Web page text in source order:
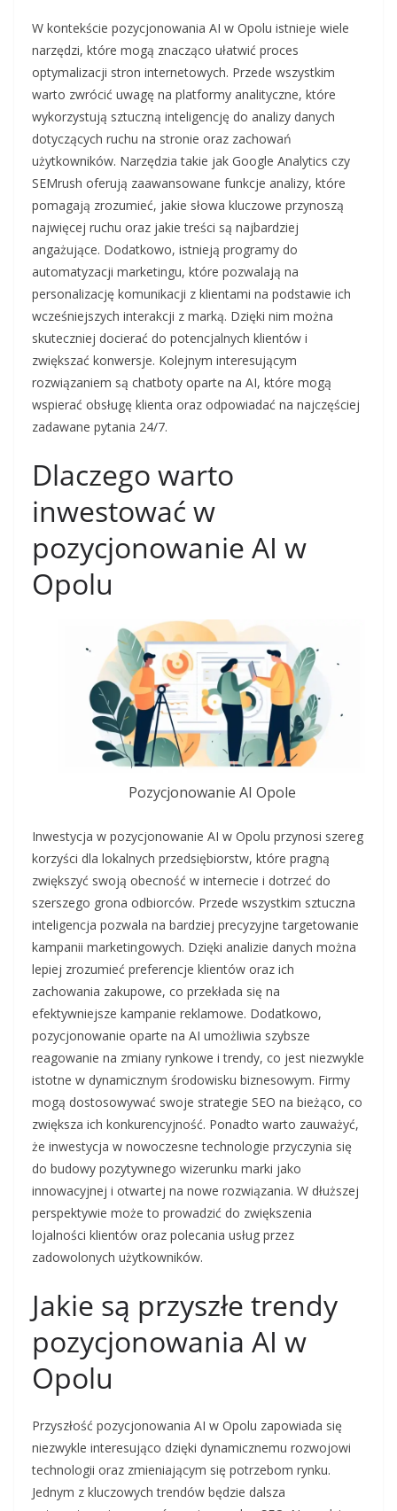
W kontekście pozycjonowania AI w Opolu istnieje wiele
narzędzi, które mogą znacząco ułatwić proces
optymalizacji stron internetowych. Przede wszystkim
warto zwrócić uwagę na platformy analityczne, które
wykorzystują sztuczną inteligencję do analizy danych
dotyczących ruchu na stronie oraz zachowań
użytkowników. Narzędzia takie jak Google Analytics czy
SEMrush oferują zaawansowane funkcje analizy, które
pomagają zrozumieć, jakie słowa kluczowe przynoszą
najwięcej ruchu oraz jakie treści są najbardziej
angażujące. Dodatkowo, istnieją programy do
automatyzacji marketingu, które pozwalają na
personalizację komunikacji z klientami na podstawie ich
wcześniejszych interakcji z marką. Dzięki nim można
skuteczniej docierać do potencjalnych klientów i
zwiększać konwersje. Kolejnym interesującym
rozwiązaniem są chatboty oparte na AI, które mogą
wspierać obsługę klienta oraz odpowiadać na najczęściej
zadawane pytania 24/7.
Dlaczego warto
inwestować w
pozycjonowanie AI w
Opolu
Pozycjonowanie AI Opole
Inwestycja w pozycjonowanie AI w Opolu przynosi szereg
korzyści dla lokalnych przedsiębiorstw, które pragną
zwiększyć swoją obecność w internecie i dotrzeć do
szerszego grona odbiorców. Przede wszystkim sztuczna
inteligencja pozwala na bardziej precyzyjne targetowanie
kampanii marketingowych. Dzięki analizie danych można
lepiej zrozumieć preferencje klientów oraz ich
zachowania zakupowe, co przekłada się na
efektywniejsze kampanie reklamowe. Dodatkowo,
pozycjonowanie oparte na AI umożliwia szybsze
reagowanie na zmiany rynkowe i trendy, co jest niezwykle
istotne w dynamicznym środowisku biznesowym. Firmy
mogą dostosowywać swoje strategie SEO na bieżąco, co
zwiększa ich konkurencyjność. Ponadto warto zauważyć,
że inwestycja w nowoczesne technologie przyczynia się
do budowy pozytywnego wizerunku marki jako
innowacyjnej i otwartej na nowe rozwiązania. W dłuższej
perspektywie może to prowadzić do zwiększenia
lojalności klientów oraz polecania usług przez
zadowolonych użytkowników.
Jakie są przyszłe trendy
pozycjonowania AI w
Opolu
Przyszłość pozycjonowania AI w Opolu zapowiada się
niezwykle interesująco dzięki dynamicznemu rozwojowi
technologii oraz zmieniającym się potrzebom rynku.
Jednym z kluczowych trendów będzie dalsza